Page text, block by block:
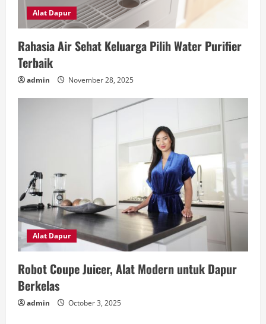
Alat Dapur
Rahasia Air Sehat Keluarga Pilih Water Purifier
Terbaik
admin November 28, 2025
Alat Dapur
Robot Coupe Juicer, Alat Modern untuk Dapur
Berkelas
admin October 3, 2025